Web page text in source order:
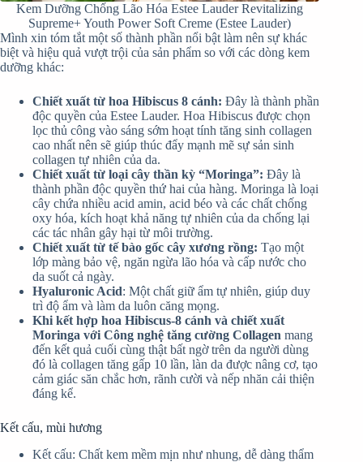
Kem Dưỡng Chống Lão Hóa Estee Lauder Revitalizing
Supreme+ Youth Power Soft Creme (Estee Lauder)
Mình xin tóm tắt một số thành phần nổi bật làm nên sự khác
biệt và hiệu quả vượt trội của sản phẩm so với các dòng kem
dưỡng khác:
Chiết xuất từ hoa Hibiscus 8 cánh: Đây là thành phần
độc quyền của Estee Lauder. Hoa Hibiscus được chọn
lọc thủ công vào sáng sớm hoạt tính tăng sinh collagen
cao nhất nên sẽ giúp thúc đẩy mạnh mẽ sự sản sinh
collagen tự nhiên của da.
Chiết xuất từ loại cây thần kỳ “Moringa”: Đây là
thành phần độc quyền thứ hai của hàng. Moringa là loại
cây chứa nhiều acid amin, acid béo và các chất chống
oxy hóa, kích hoạt khả năng tự nhiên của da chống lại
các tác nhân gây hại từ môi trường.
Chiết xuất từ tế bào gốc cây xương rồng: Tạo một
lớp màng bảo vệ, ngăn ngừa lão hóa và cấp nước cho
da suốt cả ngày.
Hyaluronic Acid: Một chất giữ ẩm tự nhiên, giúp duy
trì độ ẩm và làm da luôn căng mọng.
Khi kết hợp hoa Hibiscus-8 cánh và chiết xuất
Moringa với Công nghệ tăng cường Collagen mang
đến kết quả cuối cùng thật bất ngờ trên da người dùng
đó là collagen tăng gấp 10 lần, làn da được nâng cơ, tạo
cảm giác săn chắc hơn, rãnh cười và nếp nhăn cải thiện
đáng kể.
Kết cấu, mùi hương
Kết cấu: Chất kem mềm mịn như nhung, dễ dàng thẩm